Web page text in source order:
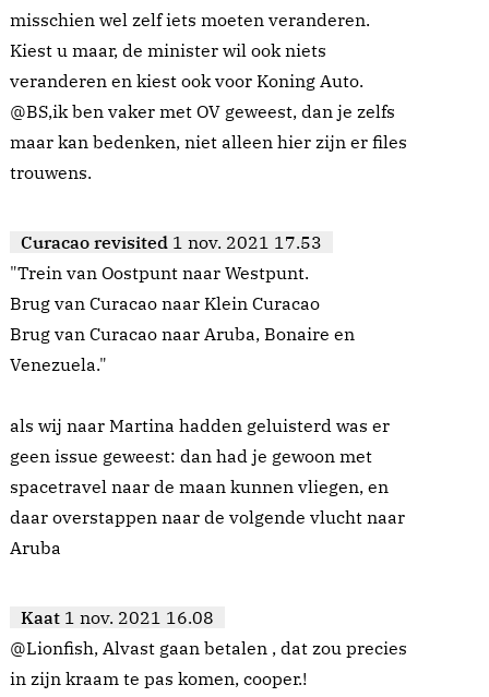
misschien wel zelf iets moeten veranderen.
Kiest u maar, de minister wil ook niets
veranderen en kiest ook voor Koning Auto.
@BS,ik ben vaker met OV geweest, dan je zelfs
maar kan bedenken, niet alleen hier zijn er files
trouwens.
Curacao revisited 1 nov. 2021 17.53
"Trein van Oostpunt naar Westpunt.
Brug van Curacao naar Klein Curacao
Brug van Curacao naar Aruba, Bonaire en
Venezuela."
als wij naar Martina hadden geluisterd was er
geen issue geweest: dan had je gewoon met
spacetravel naar de maan kunnen vliegen, en
daar overstappen naar de volgende vlucht naar
Aruba
Kaat 1 nov. 2021 16.08
@Lionfish, Alvast gaan betalen , dat zou precies
in zijn kraam te pas komen, cooper.!